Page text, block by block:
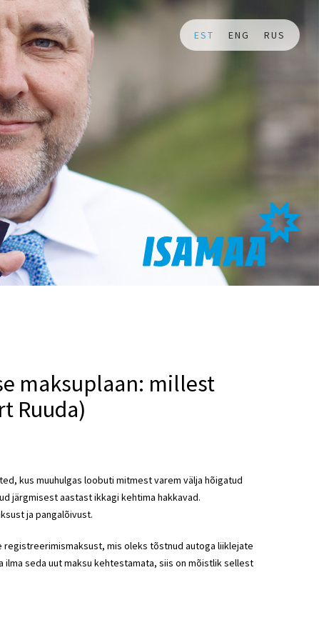
EST ENG RUS
maksuplaan: millest
Ruuda)
kus muuhulgas loobuti mitmest varem välja hõigatud
järgmisest aastast ikkagi kehtima hakkavad.
ja pangalõivust.
mis oleks tõstnud autoga liiklejate
seda uut maksu kehtestamata, siis on mõistlik sellest